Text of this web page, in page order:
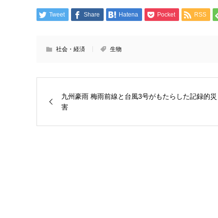
Tweet Share Hatena Pocket RSS
社会・経済 生物
九州豪雨 梅雨前線と台風3号がもたらした記録的災
害